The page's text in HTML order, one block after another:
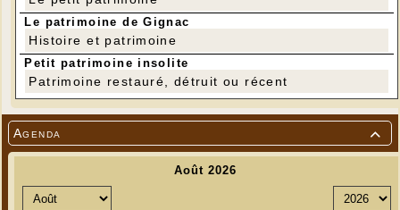

Agenda
Le patrimoine de Gignac
Histoire et patrimoine
Petit patrimoine insolite
Patrimoine restauré, détruit ou récent